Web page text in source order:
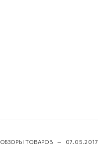
ОБЗОРЫ ТОВАРОВ — 07.05.2017